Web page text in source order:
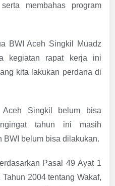
membahas program
BWI Aceh Singkil Muadz
kegiatan rapat kerja ini
kita lakukan perdana di
Aceh Singkil belum bisa
tahun ini masih
BWI belum bisa dilakukan.
Pasal 49 Ayat 1
2004 tentang Wakaf,